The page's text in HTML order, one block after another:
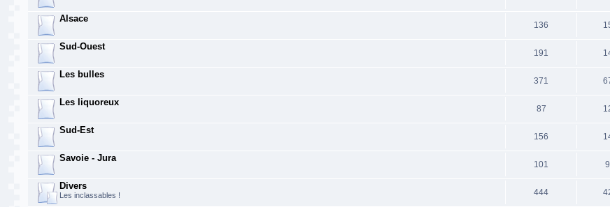
Alsace
136
Sud-Ouest
191
Les bulles
371
Les liquoreux
87
Sud-Est
156
Savoie - Jura
101
Divers
Les inclassables ! 444